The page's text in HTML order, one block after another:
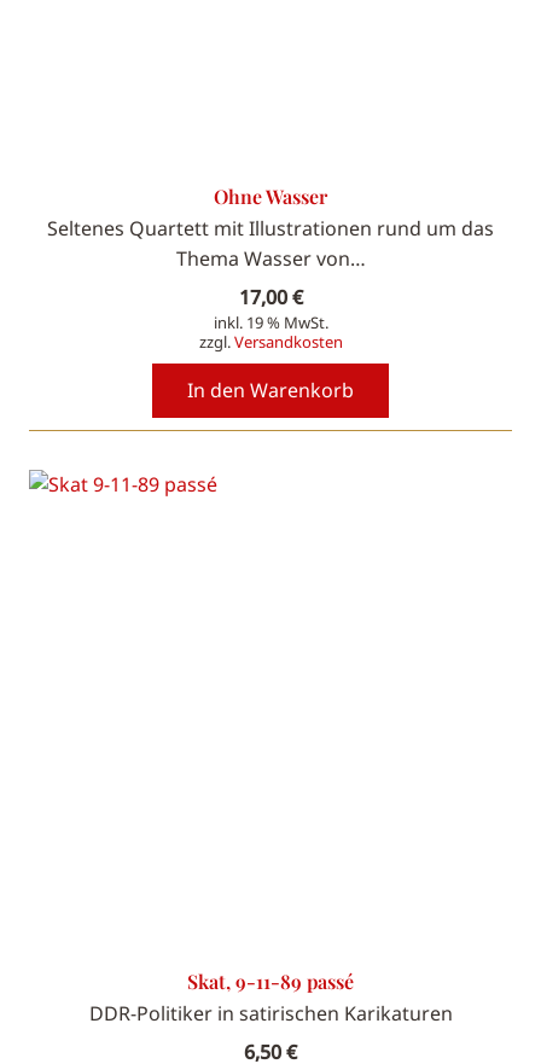
Ohne Wasser
Seltenes Quartett mit Illustrationen rund um das
Thema Wasser von…
17,00€
inkl. 19 % MwSt.
zzgl.Versandkosten
In den Warenkorb
Skat, 9-11-89 passé
DDR-Politiker in satirischen Karikaturen
6,50€